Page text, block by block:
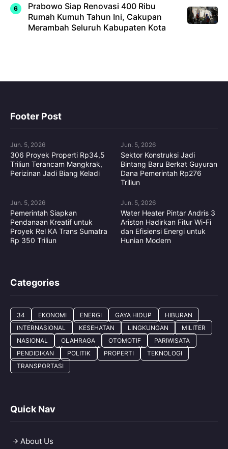
Prabowo Siap Renovasi 400 Ribu
Rumah Kumuh Tahun Ini, Cakupan
Merambah Seluruh Kabupaten Kota
Footer Post
Jun. 5, 2026
306 Proyek Properti Rp34,5
Triliun Terancam Mangkrak,
Perizinan Jadi Biang Keladi
Jun. 5, 2026
Sektor Konstruksi Jadi
Bintang Baru Berkat Guyuran
Dana Pemerintah Rp276
Triliun
Jun. 5, 2026
Pemerintah Siapkan
Pendanaan Kreatif untuk
Proyek Rel KA Trans Sumatra
Rp 350 Triliun
Jun. 5, 2026
Water Heater Pintar Andris 3
Ariston Hadirkan Fitur Wi-Fi
dan Efisiensi Energi untuk
Hunian Modern
Categories
34 EKONOMI ENERGI GAYA HIDUP
HIBURAN
INTERNASIONAL
KESEHATAN LINGKUNGAN
MILITER
NASIONAL
OLAHRAGA OTOMOTIF
PARIWISATA
PENDIDIKAN
POLITIK PROPERTI
TEKNOLOGI
TRANSPORTASI
Quick Nav
About Us